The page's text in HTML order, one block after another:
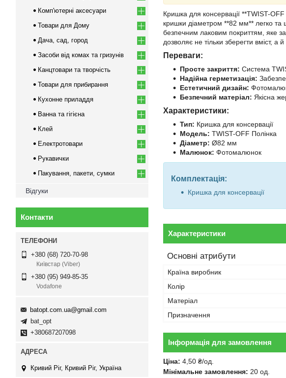
Кришка для консервації **TWIST-
кришки діаметром **82 мм** легко та
безпечним лаковим покриттям, яке
дозволяє не тільки зберегти вміст, а
Переваги:
Просте закриття: Система
Надійна герметизація:
Естетичний дизайн:
Безпечний матеріал: Якісна
Характеристики:
Тип: Кришка для консервації
Модель: TWIST-OFF Полінка
Діаметр: Ø82 мм
Малюнок: Фотомалюнок
Комплектація:
Кришка для консервації
Характеристики
Основні атрибути
Країна виробник
Колір
Матеріал
Призначення
Інформація для замовлення
Ціна: 4,50 ₴/од.
Мінімальне замовлення: 20 од.
Комп'ютерні аксесуари
Товари для Дому
Дача, сад, город
Засоби від комах та гризунів
Канцтовари та творчість
Товари для прибирання
Кухонне приладдя
Ванна та гігієна
Клей
Електротовари
Рукавички
Пакування, пакети, сумки
Відгуки
Контакти
+380 (68) 720-70-98
Київстар (Viber)
+380 (95) 949-85-35
Vodafone
batopt.com.ua@gmail.com
bat_opt
+380687207098
Кривий Ріг, Кривий Ріг, Україна